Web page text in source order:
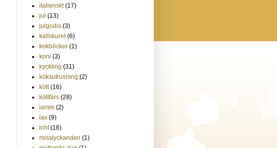
italienskt (17)
jul (13)
julgodis (3)
kallskuret (6)
kokböcker (1)
korv (3)
kyckling (31)
köksutrusning (2)
kött (16)
köttfärs (28)
lamm (2)
lax (9)
lchf (16)
misslyckanden (1)